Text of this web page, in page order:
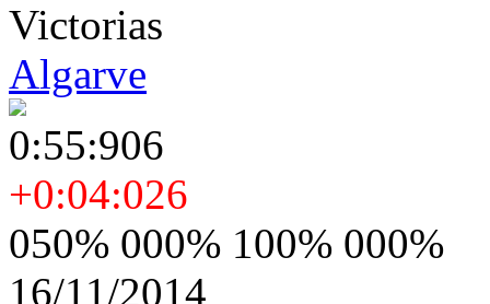
Victorias
Algarve
0:55:906
+0:04:026
050% 000% 100% 000%
16/11/2014